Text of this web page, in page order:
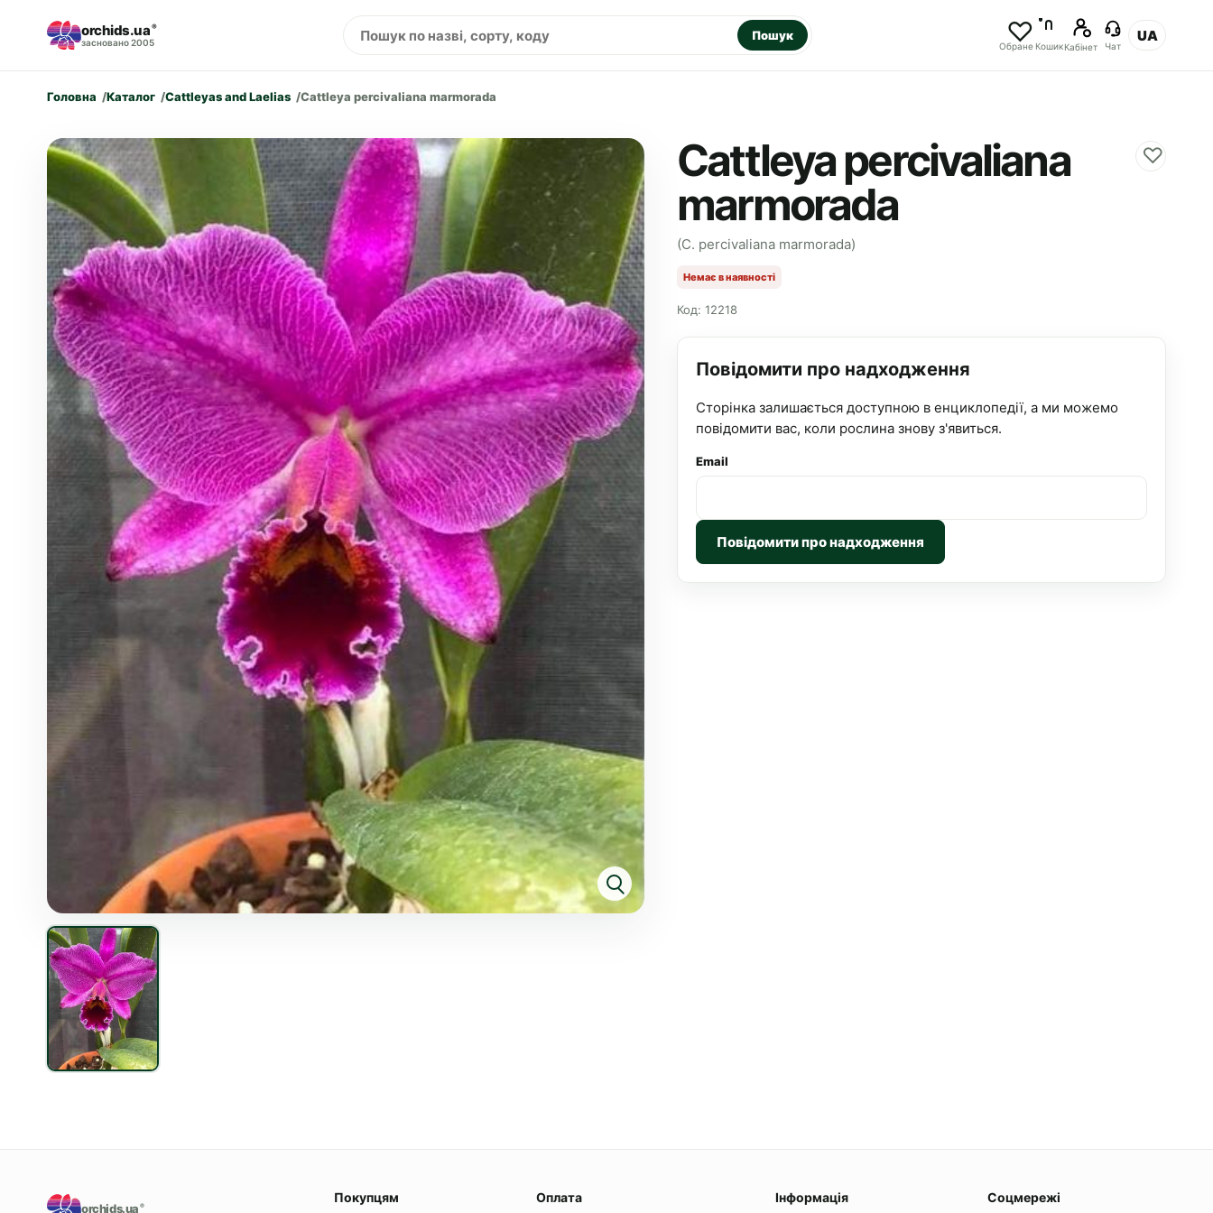
orchids.ua ®
засновано 2005 Пошук
Обране Кошик Кабінет Чат
UA
Головна Каталог Cattleyas and Laelias Cattleya percivaliana marmorada
Cattleya percivaliana
marmorada
♡
(C. percivaliana marmorada)
Немає в наявності
Код: 12218
Повідомити про надходження
Сторінка залишається доступною в енциклопедії, а ми можемо
повідомити вас, коли рослина знову з'явиться.
Email
Повідомити про надходження
orchids.ua ®
Покупцям Оплата Інформація Соцмережі